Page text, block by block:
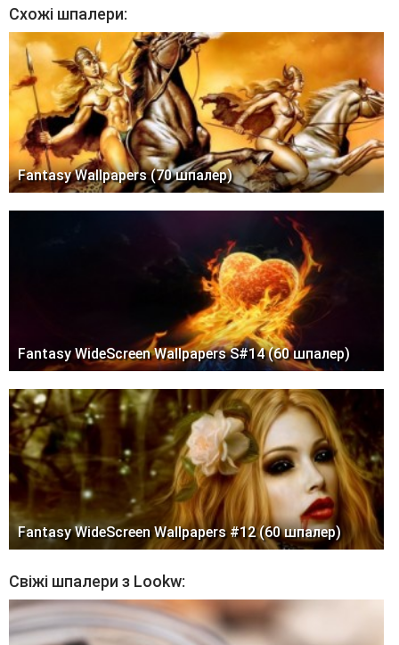
Схожі шпалери:
Fantasy Wallpapers (70 шпалер)
Fantasy WideScreen Wallpapers S#14 (60 шпалер)
Fantasy WideScreen Wallpapers #12 (60 шпалер)
Свіжі шпалери з Lookw: